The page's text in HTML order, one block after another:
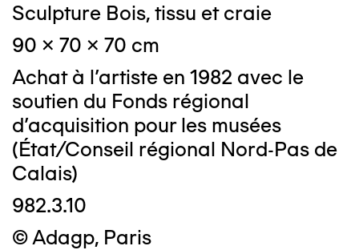
Sculpture Bois, tissu et craie
90 x 70 x 70 cm
Achat à l'artiste en 1982 avec le
soutien du Fonds régional
d'acquisition pour les musées
(État/Conseil régional Nord-Pas de
Calais)
982.3.10
© Adagp, Paris